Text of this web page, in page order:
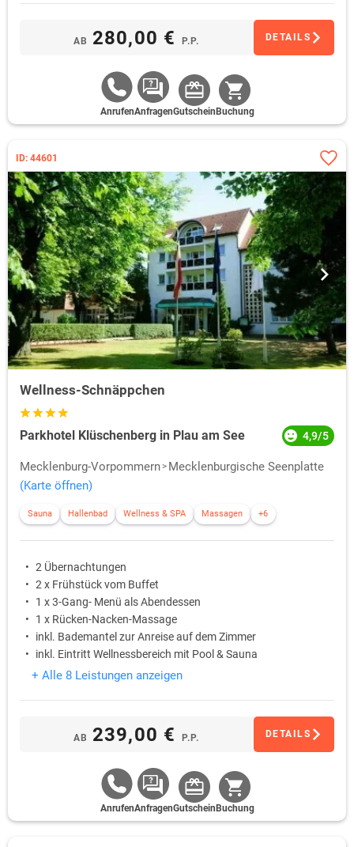
AB 280,00 € P.P. DETAILS
AnrufenAnfragenGutschein Buchung
ID: 44601
Wellness-Schnäppchen
Parkhotel Klüschenberg in Plau am See 4,9/5
Mecklenburg-Vorpommern
Mecklenburgische Seenplatte
(Karte öffnen)
Sauna Hallenbad Wellness & SPA Massagen +6
2 Übernachtungen
2 x Frühstück vom Buffet
1 x 3-Gang- Menü als Abendessen
1 x Rücken-Nacken-Massage
inkl. Bademantel zur Anreise auf dem Zimmer
inkl. Eintritt Wellnessbereich mit Pool & Sauna
+ Alle 8 Leistungen anzeigen
AB 239,00 € P.P. DETAILS
AnrufenAnfragenGutschein Buchung